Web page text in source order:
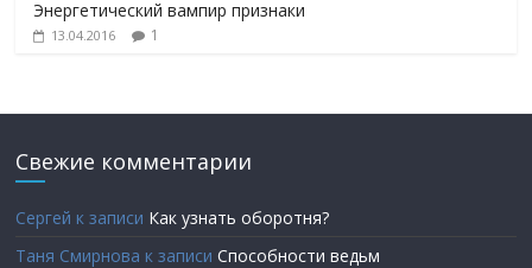
Энергетический вампир признаки
13.04.2016 1
Свежие комментарии
Сергей к записи Как узнать оборотня?
Таня Смирнова к записиСпособности ведьм